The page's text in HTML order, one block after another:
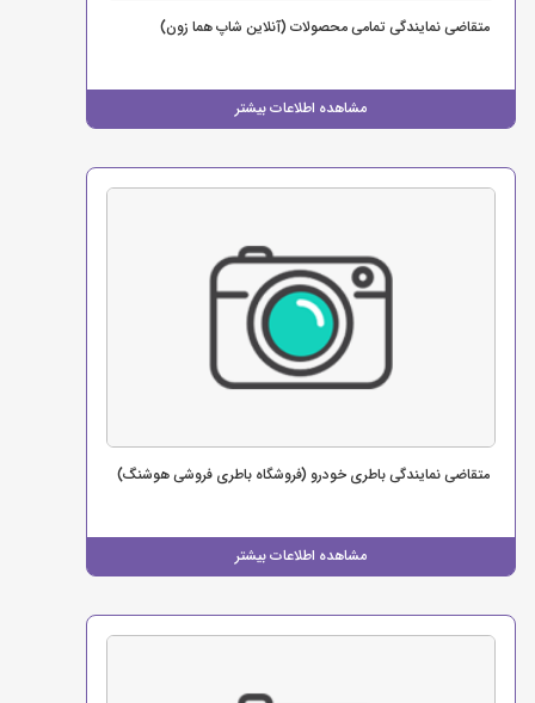
مشاهده اطلاعات بیشتر
متقاضی نمایندگی تمامی محصولات (آنلاین شاپ هما زون)
مشاهده اطلاعات بیشتر
متقاضی نمایندگی باطری خودرو (فروشگاه باطری فروشی هوشنگ)